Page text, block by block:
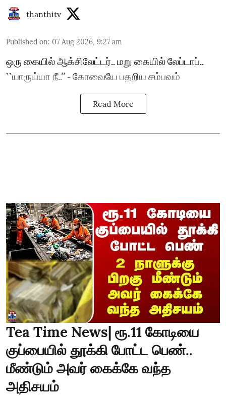
thanthitv
Published on: 07 Aug 2026, 9:27 am
ஒரு கையில் ஆக்சிலேட்டர்.. மறு கையில் லேப்டாப்..
``யாருய்யா நீ..’’ - கோவையே பதறிய சம்பவம்
Read More
Tea Time News| ரூ.11 கோடியை
குப்பையில் தூக்கி போட்ட பெண்..
மீண்டும் அவர் கைக்கே வந்த
அதிசயம்